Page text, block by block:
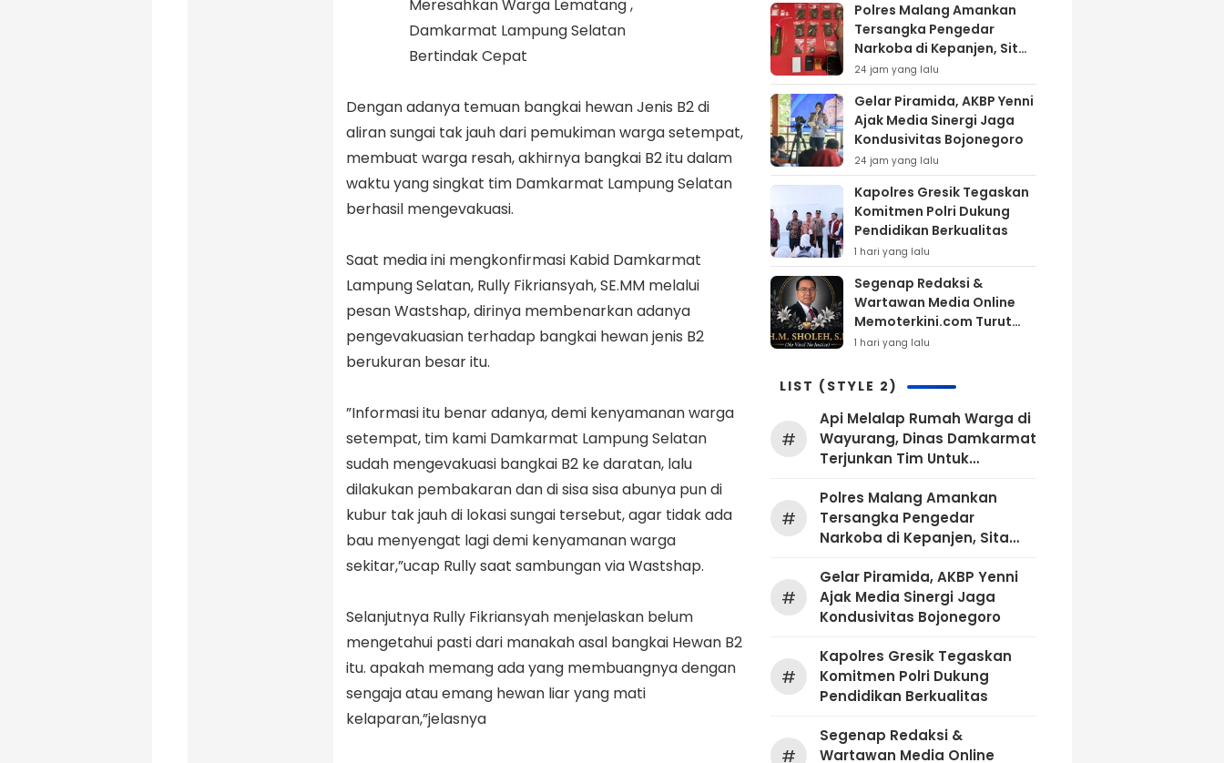
‎Dengan adanya temuan bangkai hewan Jenis B2 di
aliran sungai tak jauh dari pemukiman warga setempat,
membuat warga resah, akhirnya bangkai B2 itu dalam
waktu yang singkat tim Damkarmat Lampung Selatan
berhasil mengevakuasi.
‎Saat media ini mengkonfirmasi Kabid Damkarmat
Lampung Selatan, Rully Fikriansyah, SE.MM melalui
pesan Wastshap, dirinya membenarkan adanya
pengevakuasian terhadap bangkai hewan jenis B2
berukuran besar itu.
‎”Informasi itu benar adanya, demi kenyamanan warga
setempat, tim kami Damkarmat Lampung Selatan
sudah mengevakuasi bangkai B2 ke daratan, lalu
dilakukan pembakaran dan di sisa sisa abunya pun di
kubur tak jauh di lokasi sungai tersebut, agar tidak ada
bau menyengat lagi demi kenyamanan warga
sekitar,”ucap Rully saat sambungan via Wastshap.
‎Selanjutnya Rully Fikriansyah menjelaskan belum
mengetahui pasti dari manakah asal bangkai Hewan B2
itu. apakah memang ada yang membuangnya dengan
sengaja atau emang hewan liar yang mati
kelaparan,”jelasnya
Polres Malang Amankan
Tersangka Pengedar
Narkoba di Kepanjen, Sita
Sabu 96 Gram dan Ganja
131 Gram
24 jam yang lalu
Gelar Piramida, AKBP Yenni
Ajak Media Sinergi Jaga
Kondusivitas Bojonegoro
24 jam yang lalu
Kapolres Gresik Tegaskan
Komitmen Polri Dukung
Pendidikan Berkualitas
1 hari yang lalu
Segenap Redaksi &
Wartawan Media Online
Memoterkini.com Turut
Berdukacita Atas
1 hari yang lalu
LIST (STYLE 2)
#
Api Melalap Rumah Warga di
Wayurang, Dinas Damkarmat
Terjunkan Tim Untuk
#
Polres Malang Amankan
Tersangka Pengedar
Narkoba di Kepanjen, Sita
Gram
#
Gelar Piramida, AKBP Yenni
Ajak Media Sinergi Jaga
Kondusivitas Bojonegoro
#
Kapolres Gresik Tegaskan
Komitmen Polri Dukung
Pendidikan Berkualitas
#
Segenap Redaksi &
Wartawan Media Online